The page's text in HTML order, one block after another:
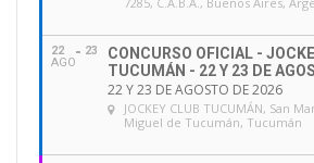
22
AGO
23
CONCURSO OFICIAL -
TUCUMÁN - 22 Y 23 DE
22 Y 23 DE AGOSTO DE 2026
JOCKEY CLUB TUCUMÁN, San
Miguel de Tucumán, Tucumán